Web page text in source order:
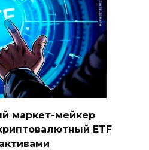
маркет-мейкер
ETF